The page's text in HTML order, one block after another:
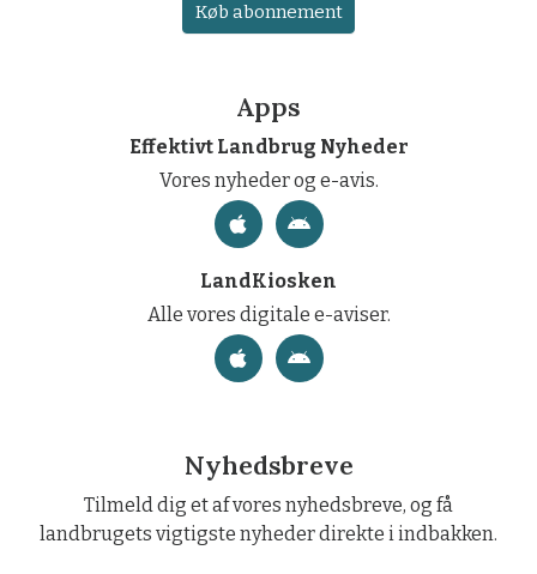
Køb abonnement
Apps
Effektivt Landbrug Nyheder
Vores nyheder og e-avis.
LandKiosken
Alle vores digitale e-aviser.
Nyhedsbreve
Tilmeld dig et af vores nyhedsbreve, og få
landbrugets vigtigste nyheder direkte i indbakken.